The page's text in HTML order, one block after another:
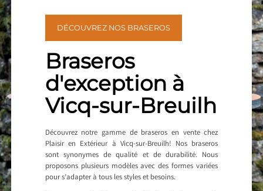
DÉCOUVREZ NOS BRASEROS
Braseros
d'exception à
Vicq-sur-Breuilh
Découvrez notre gamme de braseros en vente chez
Plaisir en Extérieur à Vicq-sur-Breuilh! Nos braseros
sont synonymes de qualité et de durabilité. Nous
proposons plusieurs modèles avec des formes variées
pour s’adapter à tous les styles et besoins.